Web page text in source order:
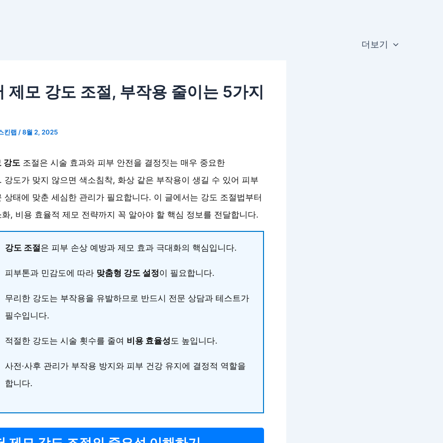
더보기
제모 강도 조절, 부작용 줄이는 5가지
킨랩 /8월 2, 2025
강도 조절은 시술 효과와 피부 안전을 결정짓는 매우 중요한
강도가 맞지 않으면 색소침착, 화상 같은 부작용이 생길 수 있어 피부
상태에 맞춘 세심한 관리가 필요합니다. 이 글에서는 강도 조절법부터
, 비용 효율적 제모 전략까지 꼭 알아야 할 핵심 정보를 전달합니다.
강도 조절은 피부 손상 예방과 제모 효과 극대화의 핵심입니다.
피부톤과 민감도에 따라 맞춤형 강도 설정이 필요합니다.
무리한 강도는 부작용을 유발하므로 반드시 전문 상담과 테스트가
필수입니다.
적절한 강도는 시술 횟수를 줄여 비용 효율성도 높입니다.
사전·사후 관리가 부작용 방지와 피부 건강 유지에 결정적 역할을
합니다.